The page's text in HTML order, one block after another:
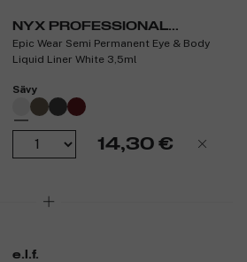
NYX PROFESSIONAL
MAKEUP
Epic Wear Semi Permanent Eye & Body
Liquid Liner White 3,5ml
Sävy
14,30 €
e.l.f.